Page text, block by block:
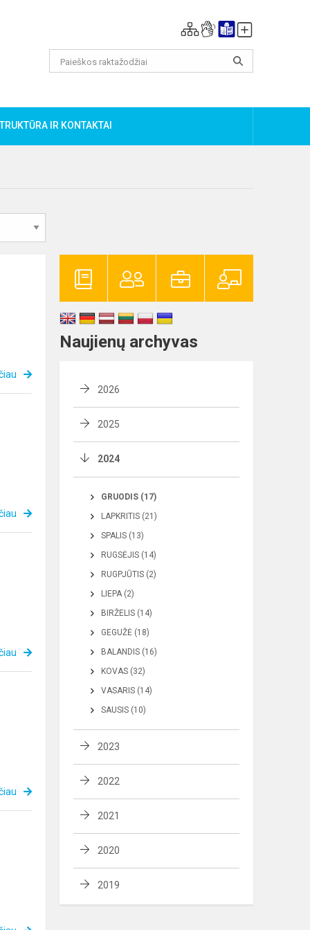
IR KONTAKTAI
Naujienų archyvas
2026
2025
2024
GRUODIS (17)
LAPKRITIS (21)
SPALIS (13)
RUGSĖJIS (14)
RUGPJŪTIS (2)
LIEPA (2)
BIRŽELIS (14)
GEGUŽĖ (18)
BALANDIS (16)
KOVAS (32)
VASARIS (14)
SAUSIS (10)
2023
2022
2021
2020
2019